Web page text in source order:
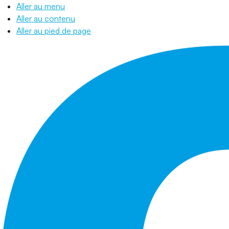
Aller au menu
Aller au contenu
Aller au pied de page